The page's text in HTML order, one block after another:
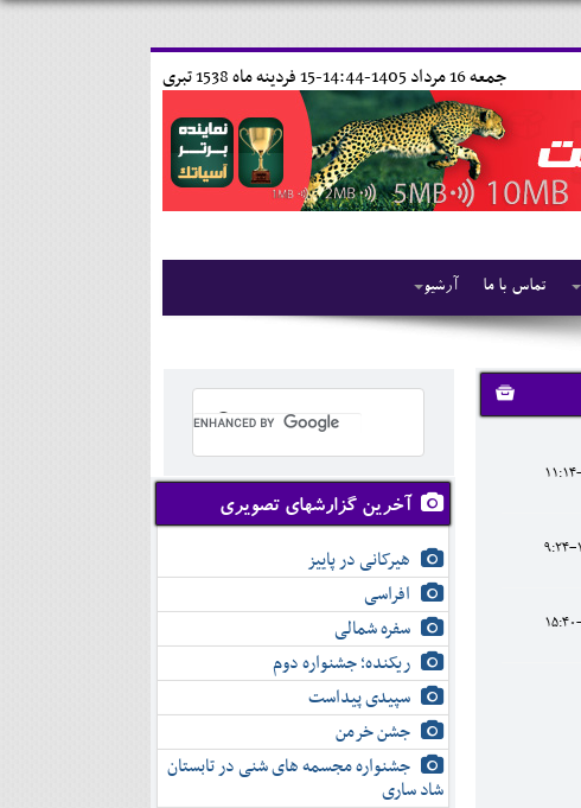
15 فردينه ماه 1538 تبری جمعه 16 مرداد 1405-14:44-
آرشیو تماس با ما
آخرین گزارشهای تصویری
هیرکانی در پاییز
افراسی
سفره شمالی
ریکنده؛ جشنواره دوم
سپیدی پیداست
جشن خرمن
جشنواره مجسمه های شنی در تابستان
شاد ساری